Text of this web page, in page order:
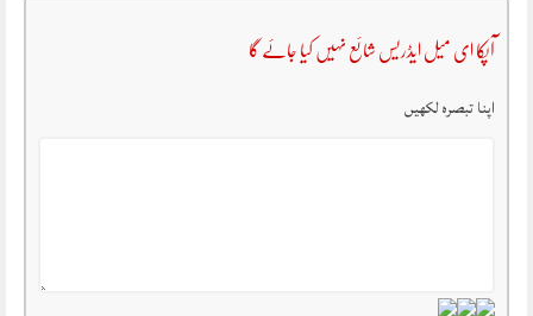
آپکا ای میل ایڈریس شائع نہیں کیا جائے گا
اپنا تبصرہ لکھیں